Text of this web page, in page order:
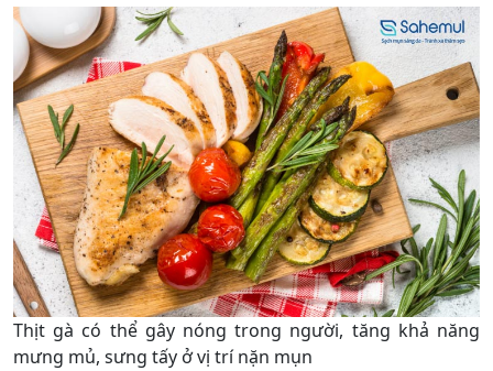
Thịt gà có thể gây nóng trong người, tăng khả năng
mưng mủ, sưng tấy ở vị trí nặn mụn